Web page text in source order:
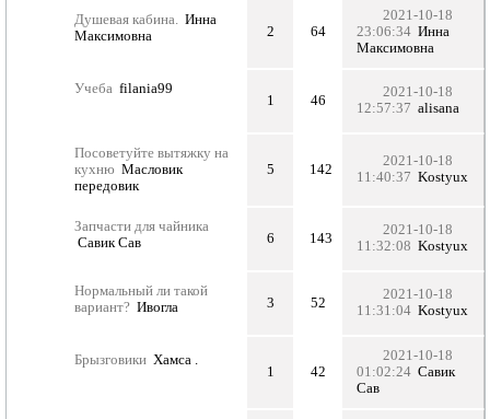
Душевая кабина.
Инна
Максимовна
2 64
2021-10-18
23:06:34 Инна
Максимовна
Учеба filania99
1 46
2021-10-18
12:57:37 alisana
Посоветуйте вытяжку на
кухню Масловик
передовик
5 142
2021-10-18
11:40:37 Kostyux
Запчасти для чайника
Савик Сав
6 143
2021-10-18
11:32:08 Kostyux
Нормальный ли такой
вариант? Ивогла 3 52
2021-10-18
11:31:04 Kostyux
Брызговики Хамса .
1 42
2021-10-18
01:02:24 Савик
Сав